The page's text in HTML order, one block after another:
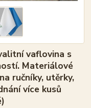
vaflovina s
Materiálové
ručníky, utěrky,
více kusů